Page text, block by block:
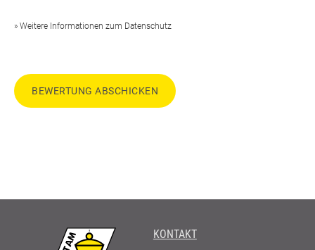
» Weitere Informationen zum Datenschutz
BEWERTUNG ABSCHICKEN
KONTAKT